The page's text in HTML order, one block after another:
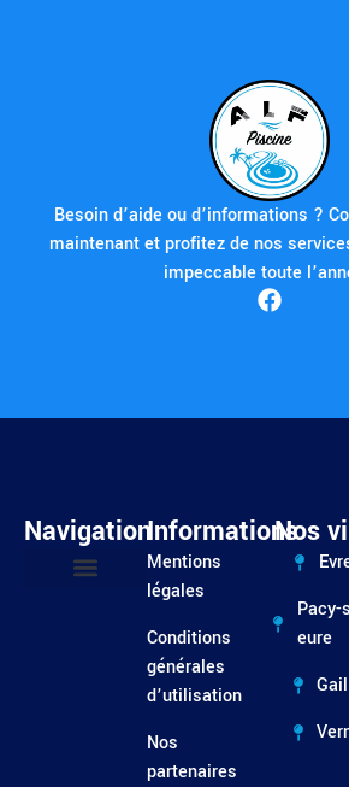
Besoin d’aide ou d’informations ?
maintenant et profitez de nos
impeccable toute
NavigationInformations
Mentions
légales
Conditions
générales
d’utilisation
Nos
partenaires
Nos
Pacy-
eure